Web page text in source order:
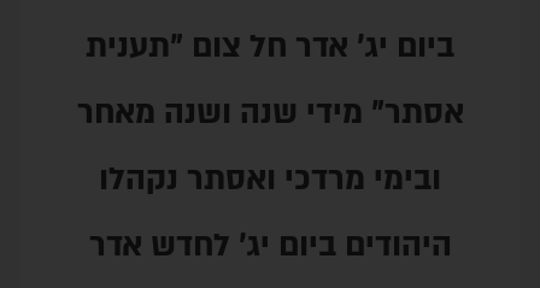
אדר חל צום "תענית
שנה ושנה מאחר
ואסתר נקהלו
ביום יג' לחדש אדר